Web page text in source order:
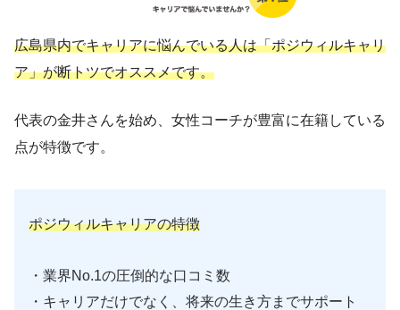
広島県内でキャリアに悩んでいる人は「ポジウィルキャリ
ア」が断トツでオススメです。
代表の金井さんを始め、女性コーチが豊富に在籍している
点が特徴です。
ポジウィルキャリアの特徴
・業界No.1の圧倒的な口コミ数
・キャリアだけでなく、将来の生き方までサポート